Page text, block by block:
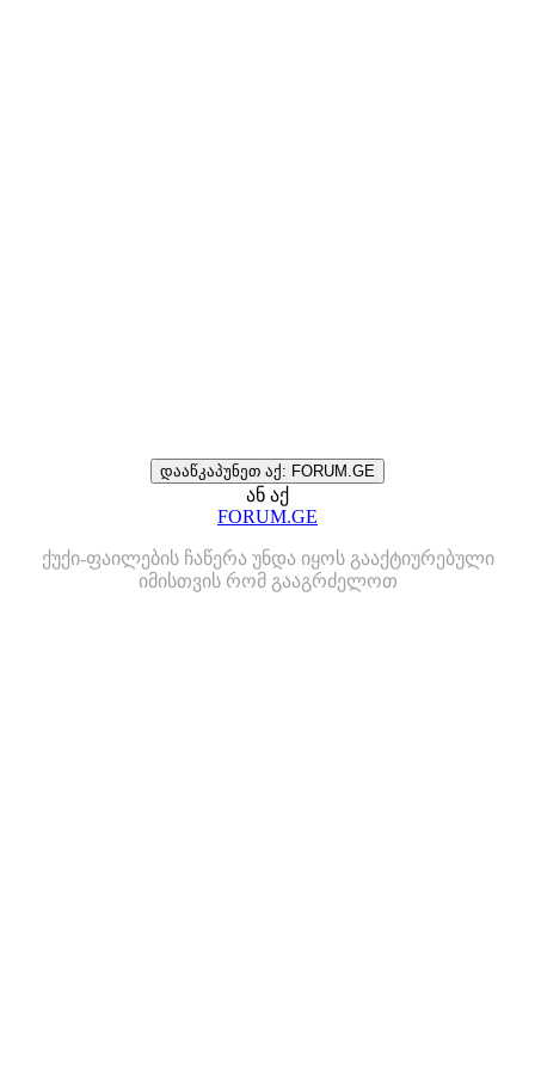
დააწკაპუნეთ აქ: FORUM.GE
ან აქ
FORUM.GE
ქუქი-ფაილების ჩაწერა უნდა იყოს გააქტიურებული
იმისთვის რომ გააგრძელოთ